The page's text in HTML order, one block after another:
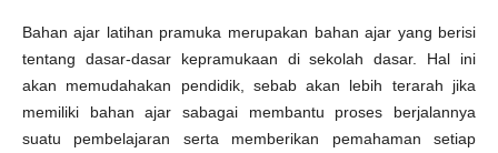
Bahan ajar latihan pramuka merupakan bahan ajar yang berisi
tentang dasar-dasar kepramukaan di sekolah dasar. Hal ini
akan memudahakan pendidik, sebab akan lebih terarah jika
memiliki bahan ajar sabagai membantu proses berjalannya
suatu pembelajaran serta memberikan pemahaman setiap